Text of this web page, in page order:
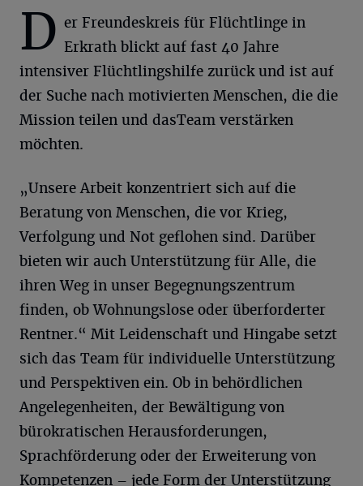
D er Freundeskreis für Flüchtlinge in
Erkrath blickt auf fast 40 Jahre
intensiver Flüchtlingshilfe zurück und ist auf
der Suche nach motivierten Menschen, die die
Mission teilen und dasTeam verstärken
möchten.
„Unsere Arbeit konzentriert sich auf die
Beratung von Menschen, die vor Krieg,
Verfolgung und Not geflohen sind. Darüber
bieten wir auch Unterstützung für Alle, die
ihren Weg in unser Begegnungszentrum
finden, ob Wohnungslose oder überforderter
Rentner.“ Mit Leidenschaft und Hingabe setzt
sich das Team für individuelle Unterstützung
und Perspektiven ein. Ob in behördlichen
Angelegenheiten, der Bewältigung von
bürokratischen Herausforderungen,
Sprachförderung oder der Erweiterung von
Kompetenzen – jede Form der Unterstützung